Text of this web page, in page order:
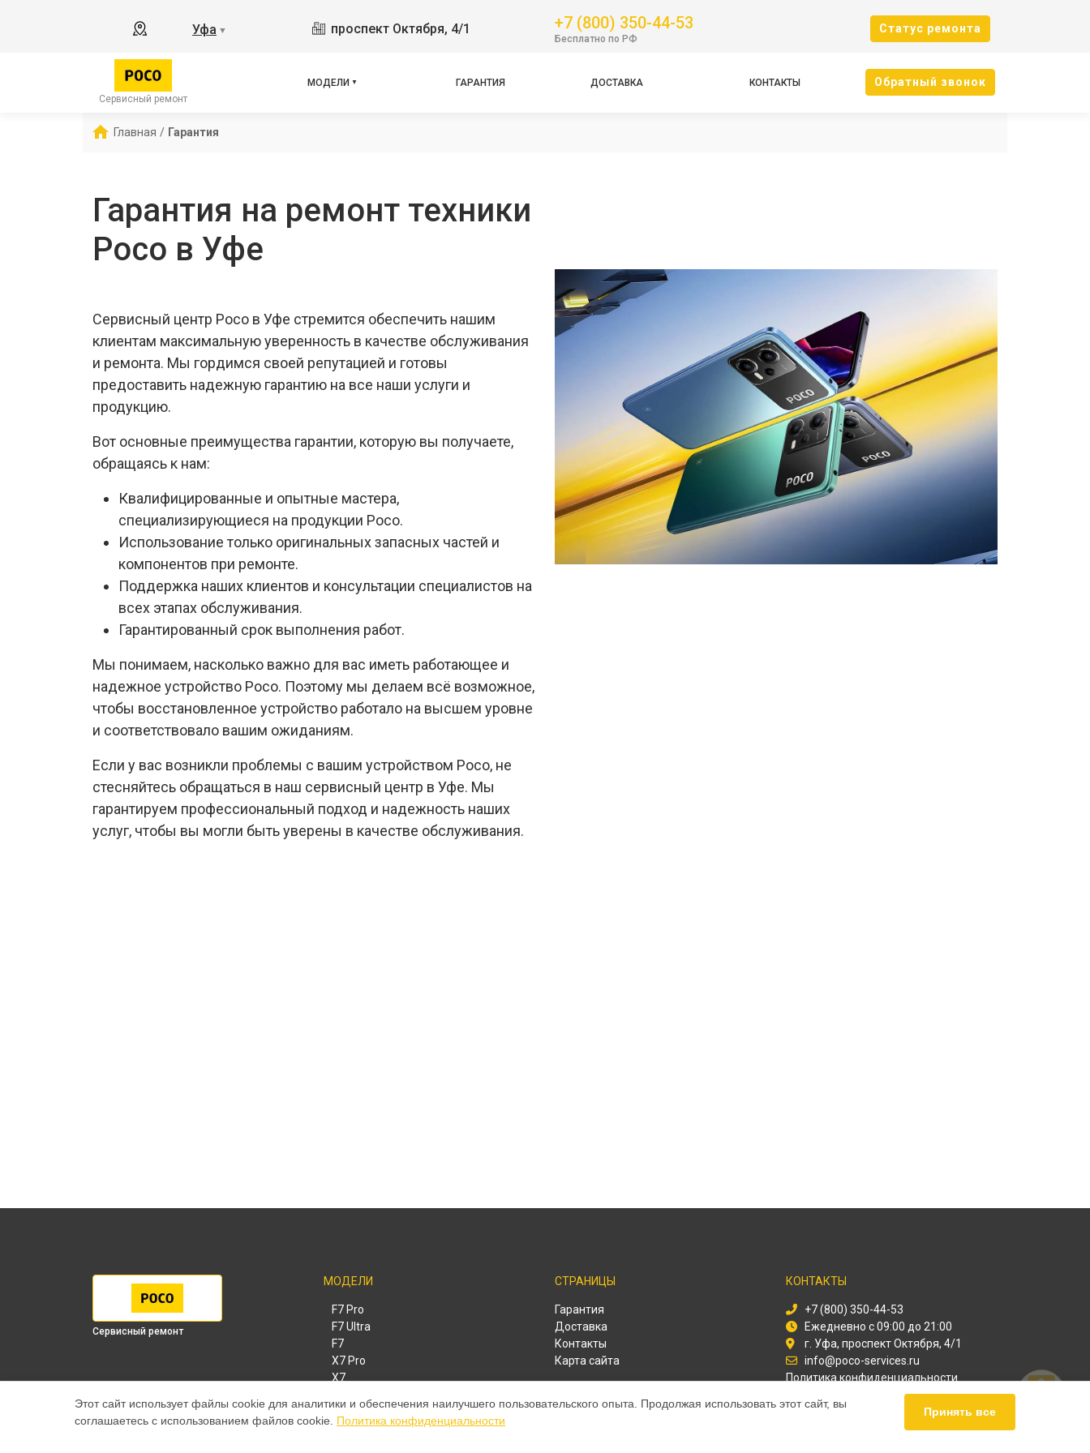
Уфа ▼ проспект Октября, 4/1 +7 (800) 350-44-53
Бесплатно по РФ
Cтатус ремонта
Сервисный ремонт
МОДЕЛИ
X2
X3 NFC
ГАРАНТИЯ ДОСТАВКА КОНТАКТЫ Oбратный звонок
Главная / Гарантия
Гарантия на ремонт техники
Poco в Уфе
Сервисный центр Poco в Уфе стремится обеспечить нашим
клиентам максимальную уверенность в качестве обслуживания
и ремонта. Мы гордимся своей репутацией и готовы
предоставить надежную гарантию на все наши услуги и
продукцию.
Вот основные преимущества гарантии, которую вы получаете,
обращаясь к нам:
Квалифицированные и опытные мастера,
специализирующиеся на продукции Poco.
Использование только оригинальных запасных частей и
компонентов при ремонте.
Поддержка наших клиентов и консультации специалистов на
всех этапах обслуживания.
Гарантированный срок выполнения работ.
Мы понимаем, насколько важно для вас иметь работающее и
надежное устройство Poco. Поэтому мы делаем всё возможное,
чтобы восстановленное устройство работало на высшем уровне
и соответствовало вашим ожиданиям.
Если у вас возникли проблемы с вашим устройством Poco, не
стесняйтесь обращаться в наш сервисный центр в Уфе. Мы
гарантируем профессиональный подход и надежность наших
услуг, чтобы вы могли быть уверены в качестве обслуживания.
Сервисный ремонт
МОДЕЛИ
F7 Pro
F7 Ultra
F7
X7 Pro
X7
M8 Pro
M8
СТРАНИЦЫ
Гарантия
Доставка
Контакты
Карта сайта
КОНТАКТЫ
+7 (800) 350-44-53
Ежедневно с 09:00 до 21:00
г. Уфа, проспект Октября, 4/1
info@poco-services.ru
Политика конфиденциальности
Способы оплаты
Этот сайт использует файлы cookie для аналитики и обеспечения наилучшего пользовательского опыта. Продолжая использовать этот сайт, вы
соглашаетесь с использованием файлов cookie. Политика конфиденциальности
Принять все